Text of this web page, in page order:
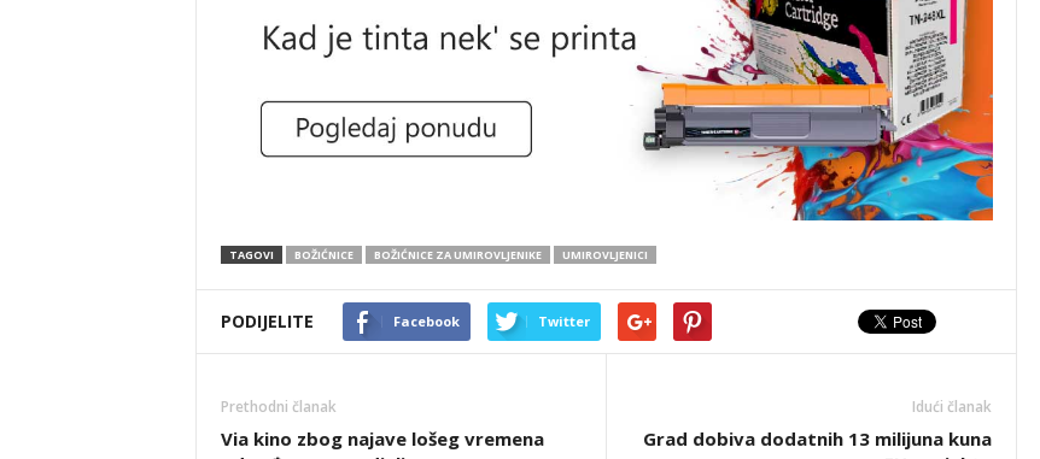
TAGOVI BOŽIĆNICE BOŽIĆNICE ZA UMIROVLJENIKE UMIROVLJENICI
PODIJELITE Facebook Twitter
Prethodni članak
Via kino zbog najave lošeg vremena
Idući članak
Grad dobiva dodatnih 13 milijuna kuna